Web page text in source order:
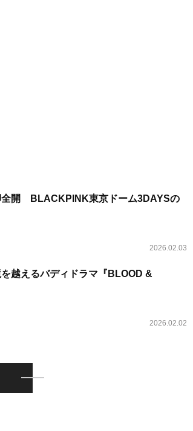
全開 BLACKPINK東京ドーム3DAYSの
2026.02.03
越えるバディドラマ『BLOOD &
2026.02.02